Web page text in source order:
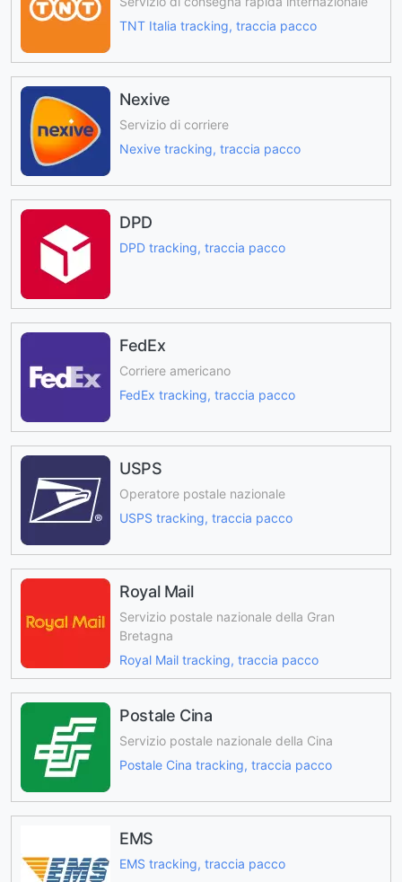
TNT Italia tracking, traccia pacco
Nexive
Servizio di corriere
Nexive tracking, traccia pacco
DPD
DPD tracking, traccia pacco
FedEx
Corriere americano
FedEx tracking, traccia pacco
USPS
Operatore postale nazionale
USPS tracking, traccia pacco
Royal Mail
Servizio postale nazionale della Gran
Bretagna
Royal Mail tracking, traccia pacco
Postale Cina
Servizio postale nazionale della Cina
Postale Cina tracking, traccia pacco
EMS
EMS tracking, traccia pacco